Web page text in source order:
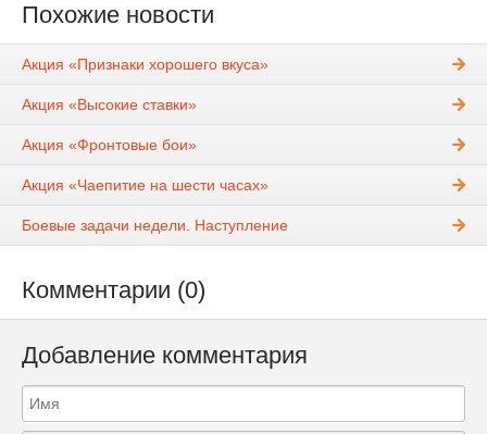
Похожие новости
Акция «Признаки хорошего вкуса»
Акция «Высокие ставки»
Акция «Фронтовые бои»
Акция «Чаепитие на шести часах»
Боевые задачи недели. Наступление
Комментарии (0)
Добавление комментария